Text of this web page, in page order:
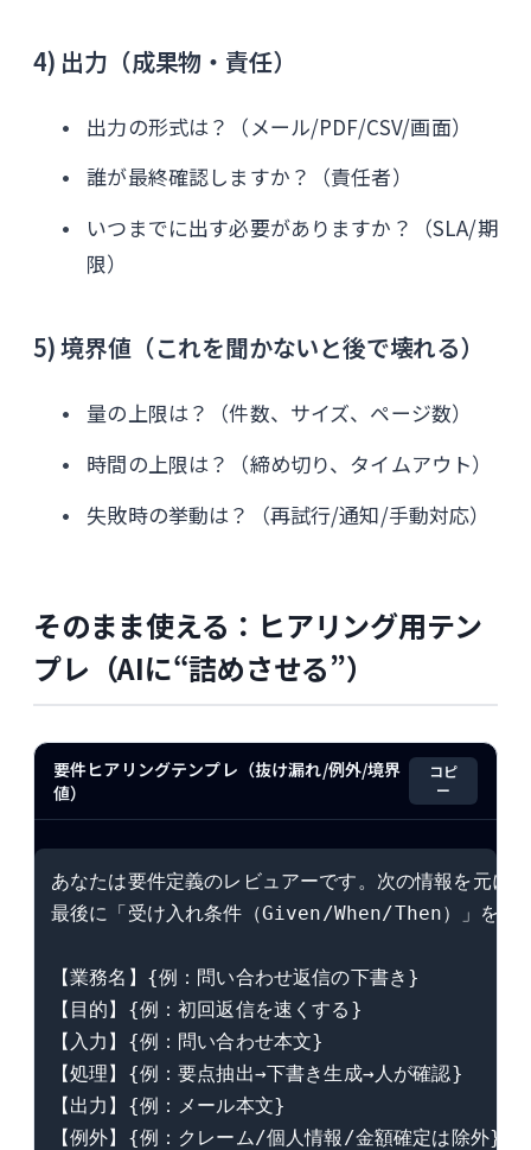
4) 出力（成果物・責任）
出力の形式は？（メール/PDF/CSV/画面）
誰が最終確認しますか？（責任者）
いつまでに出す必要がありますか？（SLA/期
限）
5) 境界値（これを聞かないと後で壊れる）
量の上限は？（件数、サイズ、ページ数）
時間の上限は？（締め切り、タイムアウト）
失敗時の挙動は？（再試行/通知/手動対応）
そのまま使える：ヒアリング用テン
プレ（AIに“詰めさせる”）
要件ヒアリングテンプレ（抜け漏れ/例外/境界
値）
コピ
ー
あなたは要件定義のレビュアーです。次の情報を元に
最後に「受け入れ条件（Given/When/Then）」を10
【業務名】{例：問い合わせ返信の下書き}
【目的】{例：初回返信を速くする}
【入力】{例：問い合わせ本文}
【処理】{例：要点抽出→下書き生成→人が確認}
【出力】{例：メール本文}
【例外】{例：クレーム/個人情報/金額確定は除外}